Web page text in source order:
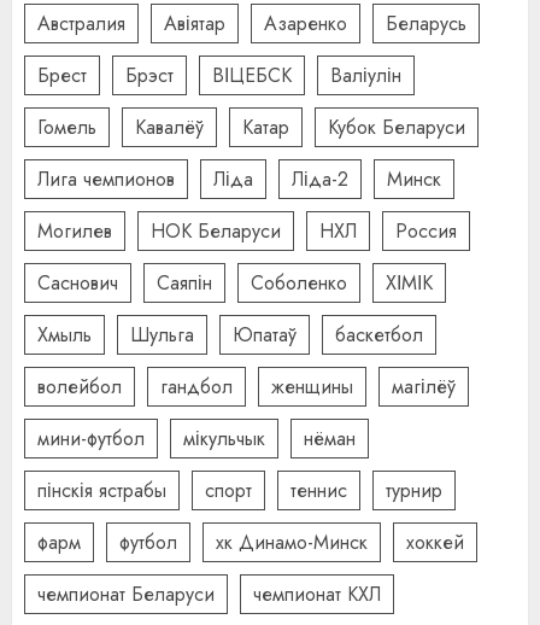
Австралия Авіятар Азаренко
Беларусь
Брест
Брэст ВІЦЕБСК
Валіулін
Гомель
Кавалёў Катар
Кубок Беларуси
Лига чемпионов
Ліда Ліда-2
Минск
Могилев
НОК Беларуси НХЛ
Россия
Саснович
Саяпін Соболенко
ХІМІК
Хмыль
Шульга Юпатаў
баскетбол
волейбол
гандбол женщины
магілёў
мини-футбол
мікульчык
нёман
пінскія ястрабы
спорт теннис
турнир
фарм
футбол хк Динамо-Минск
хоккей
чемпионат Беларуси
чемпионат КХЛ